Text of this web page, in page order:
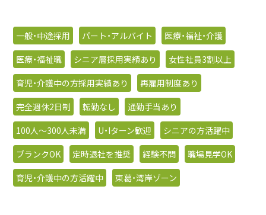
一般・中途採用 パート・アルバイト
医療・福祉・介護
医療・福祉職
シニア層採用実績あり
女性社員3割以上
育児・介護中の方採用実績あり
再雇用制度あり
完全週休2日制
転勤なし
通勤手当あり
100人〜300人未満
U・Iターン歓迎
シニアの方活躍中
ブランクOK
定時退社を推奨 経験不問
職場見学OK
育児・介護中の方活躍中
東葛・湾岸ゾーン